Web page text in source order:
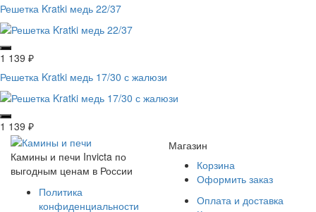
Решетка Kratki медь 22/37
1 139 ₽
Решетка Kratki медь 17/30 с жалюзи
1 139 ₽
Камины и печи Invicta по
выгодным ценам в России
Политика
конфиденциальности
Магазин
Корзина
Оформить заказ
Оплата и доставка